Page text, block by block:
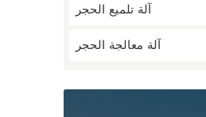
آلة تلميع الحجر
آلة معالجة الحجر